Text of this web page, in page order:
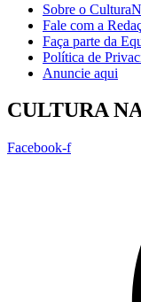
Sobre o
Fale com a
Faça parte da
Política de
Anuncie aqui
CULTURA
Facebook-f